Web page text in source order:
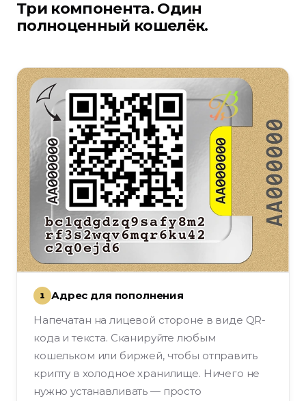
Три компонента. Один
полноценный кошелёк.
1
Адрес для пополнения
Напечатан на лицевой стороне в виде QR-
кода и текста. Сканируйте любым
кошельком или биржей, чтобы отправить
крипту в холодное хранилище. Ничего не
нужно устанавливать — просто